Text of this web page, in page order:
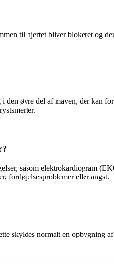
til hjertet bliver blokeret og
den øvre del af maven, der kan
såsom elektrokardiogram
fordøjelsesproblemer eller angst.
skyldes normalt en opbygning